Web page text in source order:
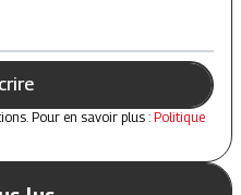
Pour en savoir plus : Politique